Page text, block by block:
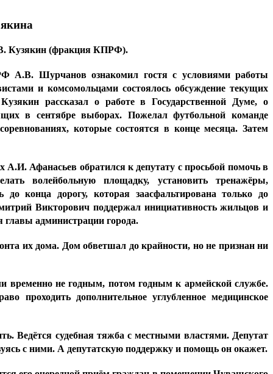
Кузякин (фракция КПРФ).
А.В. Шурчанов ознакомил гостя с условиями работы
и комсомольцами состоялось обсуждение текущих
рассказал о работе в Государственной Думе, о
в сентябре выборах. Пожелал футбольной команде
которые состоятся в конце месяца. Затем
Афанасьев обратился к депутату с просьбой помочь в
волейбольную площадку, установить тренажёры,
конца дорогу, которая заасфальтирована только до
Викторович поддержал инициативность жильцов и
главы администрации города.
их дома. Дом обветшал до крайности, но не признан ни
временно не годным, потом годным к армейской службе.
проходить дополнительное углубленное медицинское
Ведётся судебная тяжба с местными властями. Депутат
с ними. А депутатскую поддержку и помощь он окажет.